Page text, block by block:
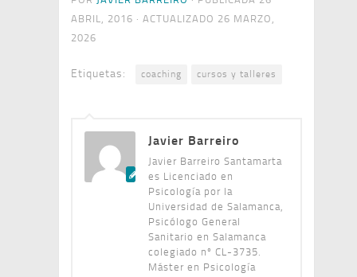
ABRIL, 2016 · ACTUALIZADO 26 MARZO,
2026
Etiquetas: coaching cursos y talleres
Javier Barreiro
Javier Barreiro Santamarta
es Licenciado en
Psicología por la
Universidad de Salamanca,
Psicólogo General
Sanitario en Salamanca
colegiado nº CL-3735.
Máster en Psicología